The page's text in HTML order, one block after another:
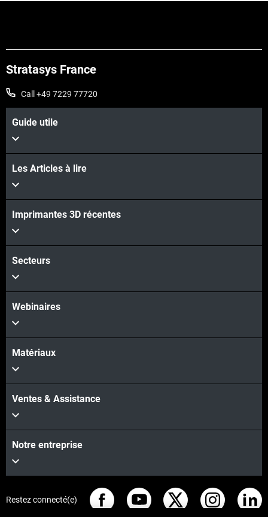
Voir plus
Voir plus
Stratasys France
Call +49 7229 77720
Guide utile
Les Articles à lire
Imprimantes 3D récentes
Secteurs
Webinaires
Matériaux
Ventes & Assistance
Notre entreprise
Restez connecté(e)